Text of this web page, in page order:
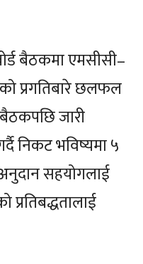
बैठकमा एमसीसी–
प्रगतिबारे छलफल
बैठकपछि जारी
निकट भविष्यमा ५
सहयोगलाई